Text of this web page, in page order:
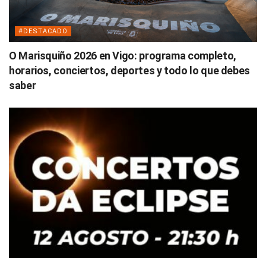
#DESTACADO
O Marisquiño 2026 en Vigo: programa completo,
horarios, conciertos, deportes y todo lo que debes
saber